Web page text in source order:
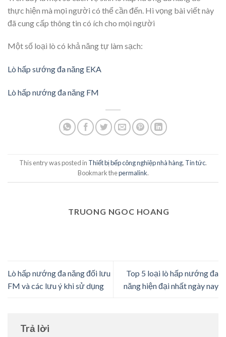
thực hiện mà mọi người có thể cần đến. Hi vọng bài viết này
đã cung cấp thông tin có ích cho mọi người
Một số loại lò có khả năng tự làm sạch:
Lò hấp sướng đa năng EKA
Lò hấp nướng đa năng FM
This entry was posted in Thiết bị bếp công nghiệp nhà hàng, Tin tức.
Bookmark thepermalink.
TRUONG NGOC HOANG
Lò hấp nướng đa năng đối lưu
FM và các lưu ý khi sử dụng
Top 5 loại lò hấp nướng đa
năng hiện đại nhất ngày nay
Trả lời